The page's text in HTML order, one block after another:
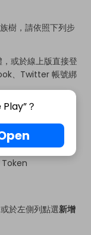
樹，請依照下列步
或於線上版直接登
、Twitter 帳號綁
Token
於左側列點選新增
？